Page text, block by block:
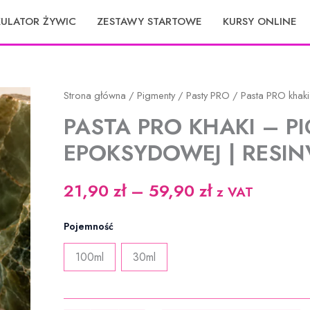
ŻYWIC ZESTAWY STARTOWE KURSY ONLINE
Strona główna / Pigmenty/ Pasty PRO / Pasta PRO
PASTA PRO KHAKI –
EPOKSYDOWEJ |
21,90 zł – 59,90 złZakres
do
z VAT
Pojemność
100ml 30ml